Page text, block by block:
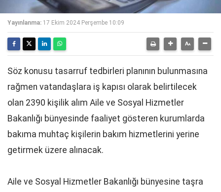
Yayınlanma: 17 Ekim 2024 Perşembe 10:09
Söz konusu tasarruf tedbirleri planının bulunmasına
rağmen vatandaşlara iş kapısı olarak belirtilecek
olan 2390 kişilik alım Aile ve Sosyal Hizmetler
Bakanlığı bünyesinde faaliyet gösteren kurumlarda
bakıma muhtaç kişilerin bakım hizmetlerini yerine
getirmek üzere alınacak.
Aile ve Sosyal Hizmetler Bakanlığı bünyesine taşra